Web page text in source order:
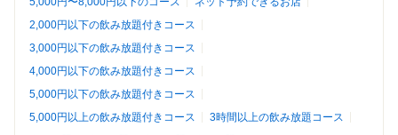
2,000円以下の飲み放題付きコース
3,000円以下の飲み放題付きコース
4,000円以下の飲み放題付きコース
5,000円以下の飲み放題付きコース
5,000円以上の飲み放題付きコース
3時間以上の飲み放題コース